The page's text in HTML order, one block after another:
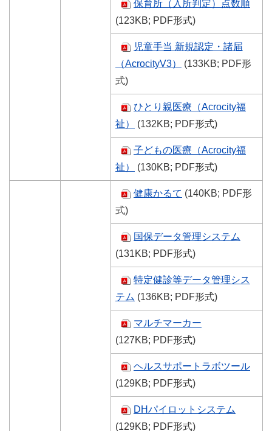
保育所（入所判定）点数順
(123KB; PDF形式)
児童手当 新規認定・諸届
（AcrocityV3）
(133KB; PDF形
式)
ひとり親医療（Acrocity福
祉）
(132KB; PDF形式)
子どもの医療（Acrocity福
祉）
(130KB; PDF形式)
健康かるて (140KB; PDF形
式)
国保データ管理システム
(131KB; PDF形式)
特定健診等データ管理シス
テム (136KB; PDF形式)
マルチマーカー
(127KB; PDF形式)
ヘルスサポートラボツール
(129KB; PDF形式)
DHパイロットシステム
(129KB; PDF形式)